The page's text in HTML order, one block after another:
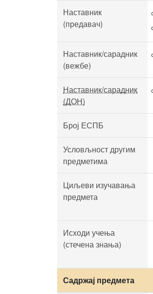
Наставник
(предавач)
Наставник/сарадник
(вежбе)
Наставник/сарадник
(ДОН)
Број ЕСПБ
Условљност другим
предметима
Циљеви изучавања
предмета
Исходи учења
(стечена знања)
Садржај предмета